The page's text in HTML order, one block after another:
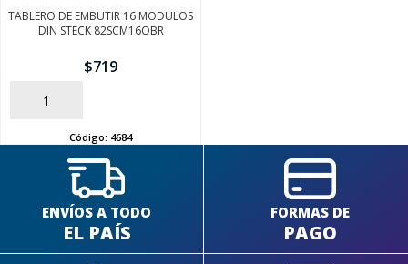
TABLERO DE EMBUTIR 16 MODULOS
DIN STECK 82SCM16OBR
$719
AÑADIR
Código: 4684
ENVÍOS A TODO
EL PAÍS
FORMAS DE
PAGO